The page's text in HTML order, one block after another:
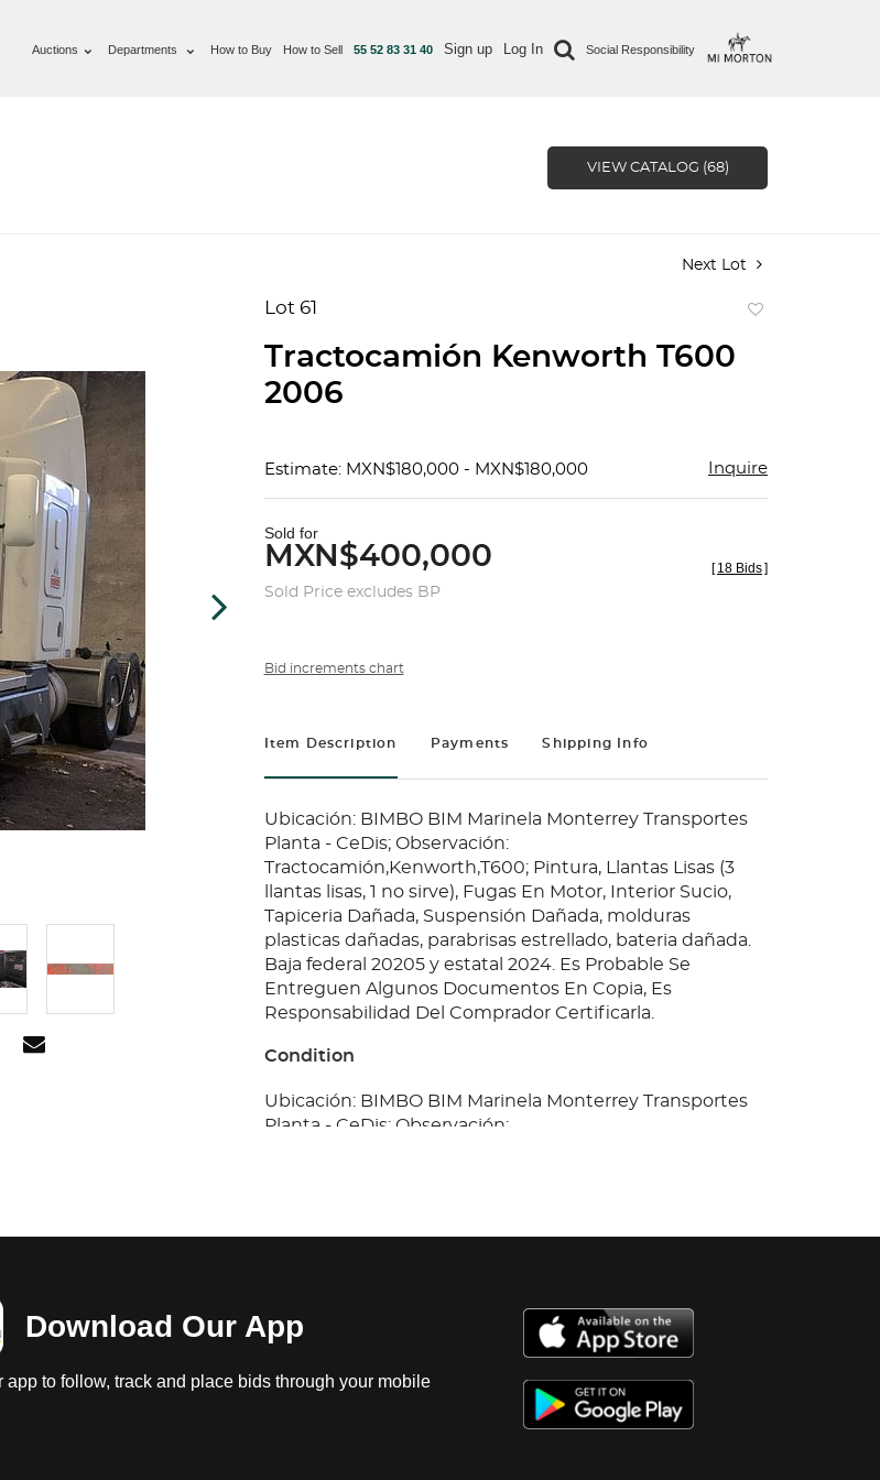
Auctions Departments How to Buy How to Sell 55 52 83 31 40 Sign up Log In Social Responsibility
VIEW CATALOG (68)
Next Lot
Lot 61
Tractocamión Kenworth T600
2006
Estimate: MXN$180,000 - MXN$180,000 Inquire
Sold for
MXN$400,000
Sold Price excludes BP
[ 18 Bids]
Bid increments chart
Item Description Payments Shipping Info
Ubicación: BIMBO BIM Marinela Monterrey Transportes
Planta - CeDis; Observación:
Tractocamión,Kenworth,T600; Pintura, Llantas Lisas (3
llantas lisas, 1 no sirve), Fugas En Motor, Interior Sucio,
Tapiceria Dañada, Suspensión Dañada, molduras
plasticas dañadas, parabrisas estrellado, bateria dañada.
Baja federal 20205 y estatal 2024. Es Probable Se
Entreguen Algunos Documentos En Copia, Es
Responsabilidad Del Comprador Certificarla.
Condition
Ubicación: BIMBO BIM Marinela Monterrey Transportes
Planta - CeDis; Observación:
Download Our App
app to follow, track and place bids through your mobile